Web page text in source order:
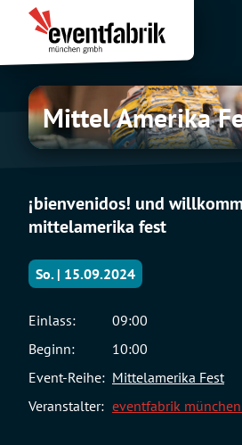
Inhalt
springen
Eventfabrik
München
Mittel
Amerika
Fest
Mittel Amerika
¡bienvenidos! und
mittelamerika fest
So. | 15.09.2024
Einlass:
09:00
Beginn:
10:00
Event-Reihe: Mittelamerika Fest
Veranstalter: eventfabrik